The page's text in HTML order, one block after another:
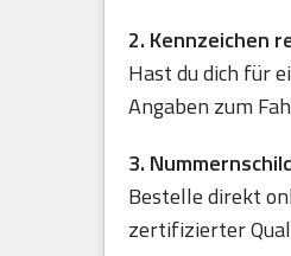
2. Kennzeichen
Hast du dich für
Angaben zum
3.
Bestelle direkt
zertifizierter